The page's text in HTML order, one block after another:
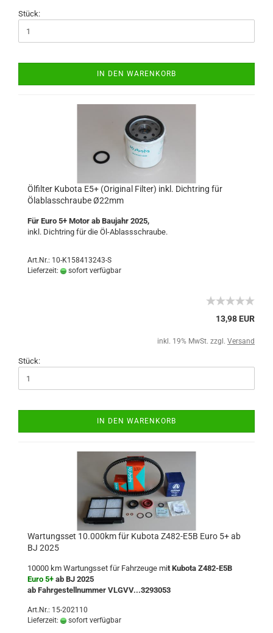
Stück:
IN DEN WARENKORB
Ölfilter Kubota E5+ (Original Filter) inkl. Dichtring für
Ölablasschraube Ø22mm
Für Euro 5+ Motor ab Baujahr 2025,
inkl. Dichtring für die Öl-Ablassschraube.
Art.Nr.: 10-K158413243-S
Lieferzeit:
sofort verfügbar
13,98 EUR
inkl. 19% MwSt. zzgl. Versand
Stück:
IN DEN WARENKORB
Wartungsset 10.000km für Kubota Z482-E5B Euro 5+ ab
BJ 2025
10000 km Wartungsset für Fahrzeuge mit Kubota Z482-E5B
Euro 5+ ab BJ 2025
ab Fahrgestellnummer VLGVV...3293053
Art.Nr.: 15-202110
Lieferzeit:
sofort verfügbar